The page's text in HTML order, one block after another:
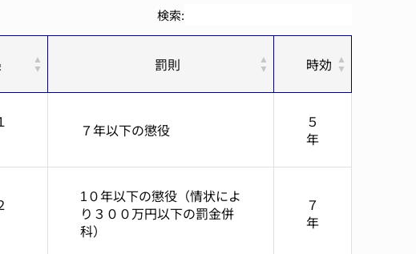
検索:
罰則 時効
７年以下の懲役
５
年
1０年以下の懲役（情状によ
り３００万円以下の罰金併
科）
７
年